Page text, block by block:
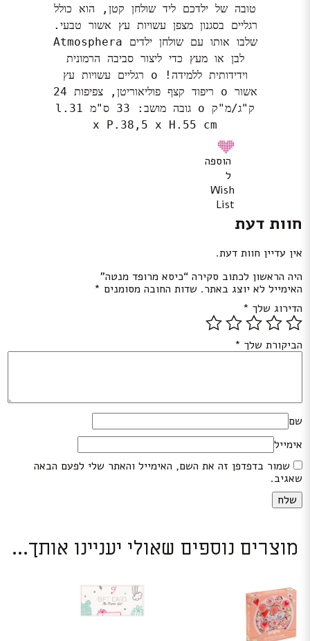
טובה של ילדכם ליד שולחן קטן, הוא כולל
רגליים בסגנון מצפן עשויות עץ אשור טבעי.
שלבו אותו עם שולחן ילדים Atmosphera
לבן או מעץ כדי ליצור סביבה הרמונית
וידידותית ללמידה! o רגליים עשויות עץ
אשור o ריפוד קצף פוליאוריטן, צפיפות 24
ק"ג/מ"ק o גובה מושב: 33 ס"מ l.31
x P.38,5 x H.55 cm
הוספה
ל
Wish
List
חוות דעת
אין עדיין חוות דעת.
היה הראשון לכתוב סקירה “כיסא מרופד מנטה”
האימייל לא יוצג באתר. שדות החובה מסומנים *
הדירוג שלך *
הביקורת שלך *
שם
אימייל
שמור בדפדפן זה את השם, האימייל והאתר שלי לפעם הבאה
שאגיב.
מוצרים נוספים שאולי יעניינו אותך...